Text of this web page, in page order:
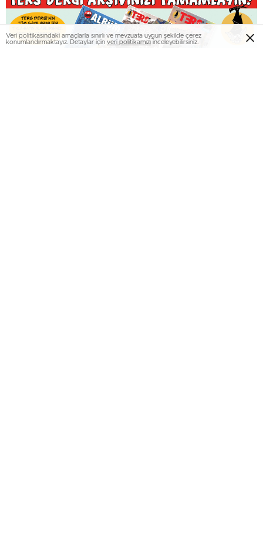
Veri politikasındaki amaçlarla sınırlı ve mevzuata uygun şekilde çerez
konumlandırmaktayız. Detaylar için veri politikamızı inceleyebilirsiniz.